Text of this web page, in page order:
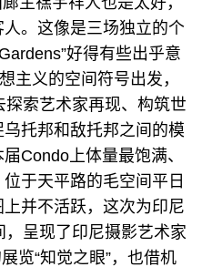
。这像是三场独立的个
好得有些出乎意
主义的空间符号出发，
索艺术家再现、构筑世
托邦和敌托邦之间的模
Condo上体量最饱满、
于天平路的毛空间平日
并不活跃，这次为印尼
呈现了印尼摄影艺术家
览“知觉之眼”，也借机